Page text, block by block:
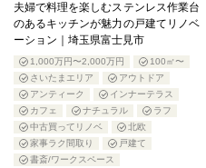
夫婦で料理を楽しむステンレス作業台
のあるキッチンが魅力の戸建てリノベ
ーション｜埼玉県富士見市
1,000万円〜2,000万円
100㎡〜
さいたまエリア
アウトドア
アンティーク
インナーテラス
カフェ
ナチュラル
ラフ
中古買ってリノベ
北欧
家事ラク間取り
戸建て
書斎/ワークスペース